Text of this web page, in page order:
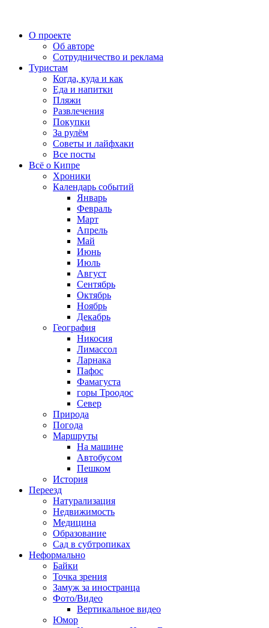
О проекте
Об авторе
Сотрудничество и реклама
Туристам
Когда, куда и как
Еда и напитки
Пляжи
Развлечения
Покупки
За рулём
Советы и лайфхаки
Все посты
Всё о Кипре
Хроники
Календарь событий
Январь
Февраль
Март
Апрель
Май
Июнь
Июль
Август
Сентябрь
Октябрь
Ноябрь
Декабрь
География
Никосия
Лимассол
Ларнака
Пафос
Фамагуста
горы Троодос
Север
Природа
Погода
Маршруты
На машине
Автобусом
Пешком
История
Переезд
Натурализация
Недвижимость
Медицина
Образование
Сад в субтропиках
Неформально
Байки
Точка зрения
Замуж за иностранца
Фото/Видео
Вертикальное видео
Юмор